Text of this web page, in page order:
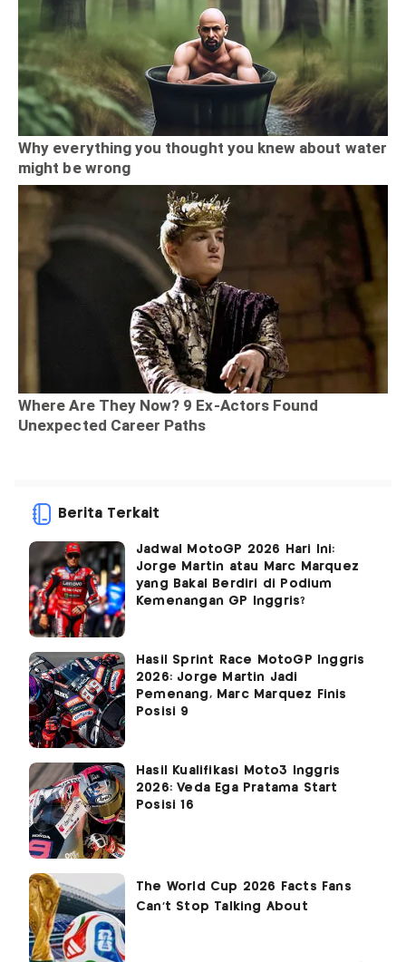
Berita Terkait
Jadwal MotoGP 2026 Hari Ini:
Jorge Martin atau Marc Marquez
yang Bakal Berdiri di Podium
Kemenangan GP Inggris?
Hasil Sprint Race MotoGP Inggris
2026: Jorge Martin Jadi
Pemenang, Marc Marquez Finis
Posisi 9
Hasil Kualifikasi Moto3 Inggris
2026: Veda Ega Pratama Start
Posisi 16